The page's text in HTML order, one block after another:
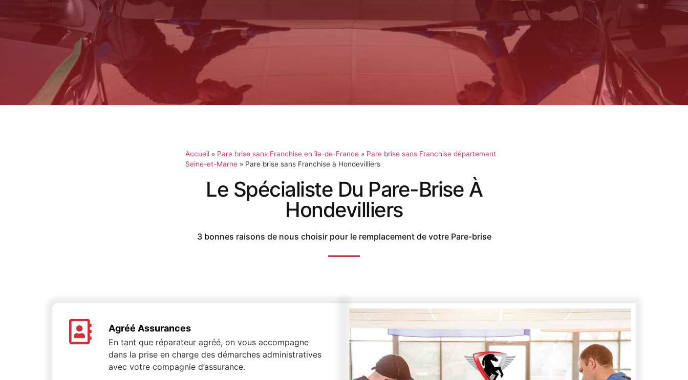
Accueil » Pare brise sans Franchise en île-de-France » Pare brise sans Franchise département
Seine-et-Marne » Pare brise sans Franchise à Hondevilliers
Le Spécialiste Du Pare-Brise À
Hondevilliers
3 bonnes raisons de nous choisir pour le remplacement de votre Pare-brise
Agréé Assurances
En tant que réparateur agréé, on vous accompagne
dans la prise en charge des démarches administratives
avec votre compagnie d’assurance.